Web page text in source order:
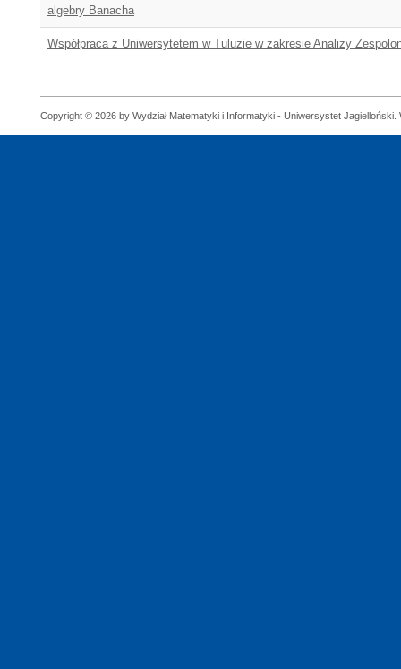
algebry Banacha
Współpraca z Uniwersytetem w Tuluzie w zakresie Analizy
Copyright © 2026 by Wydział Matematyki i Informatyki - Uniwersystet